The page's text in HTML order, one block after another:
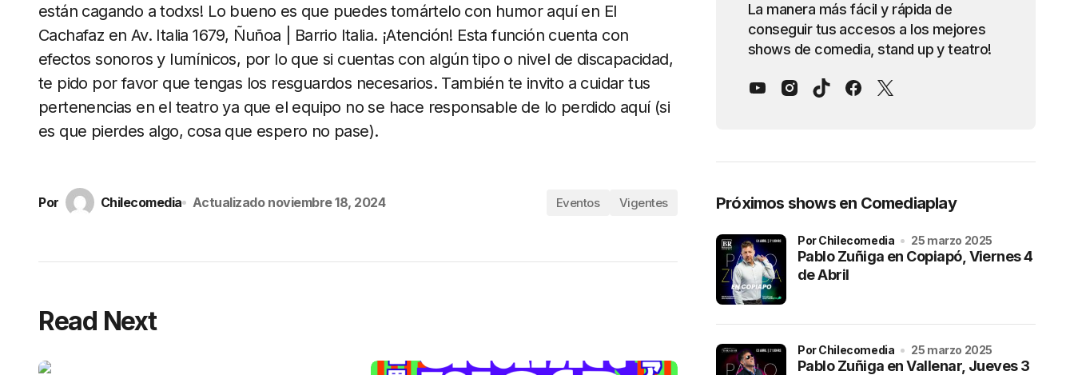
están cagando a todxs! Lo bueno es que puedes tomártelo con humor aquí en El
Cachafaz en Av. Italia 1679, Ñuñoa | Barrio Italia. ¡Atención! Esta función cuenta con
efectos sonoros y lumínicos, por lo que si cuentas con algún tipo o nivel de discapacidad,
te pido por favor que tengas los resguardos necesarios. También te invito a cuidar tus
pertenencias en el teatro ya que el equipo no se hace responsable de lo perdido aquí (si
es que pierdes algo, cosa que espero no pase).
Por Chilecomedia Actualizado noviembre 18, 2024 Eventos Vigentes
Read Next
La manera más fácil y rápida de
conseguir tus accesos a los mejores
shows de comedia, stand up y teatro!
Próximos shows en Comediaplay
Pablo Zuñiga en Copiapó, Viernes 4
de Abril
por Chilecomedia 25 marzo 2025
Pablo Zuñiga en Vallenar, Jueves 3
por Chilecomedia 25 marzo 2025